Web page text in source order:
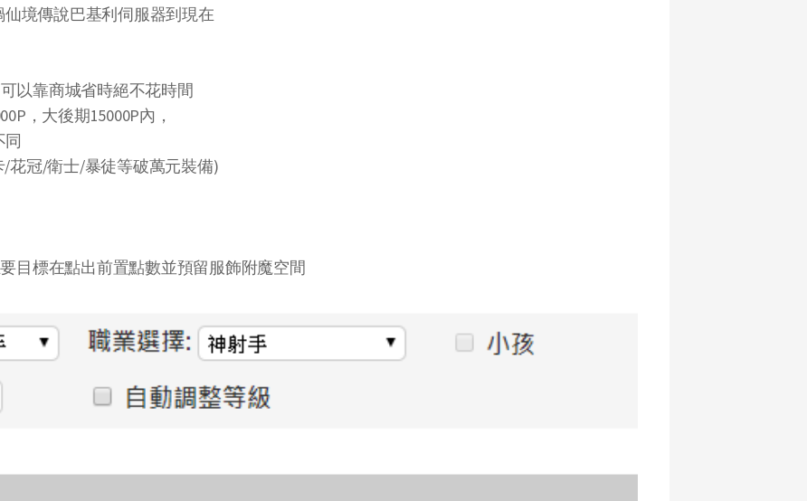
境傳說巴基利伺服器到現在
以靠商城省時絕不花時間
，大後期15000P內，
同
花冠/衛士/暴徒等破萬元裝備)
目標在點出前置點數並預留服飾附魔空間